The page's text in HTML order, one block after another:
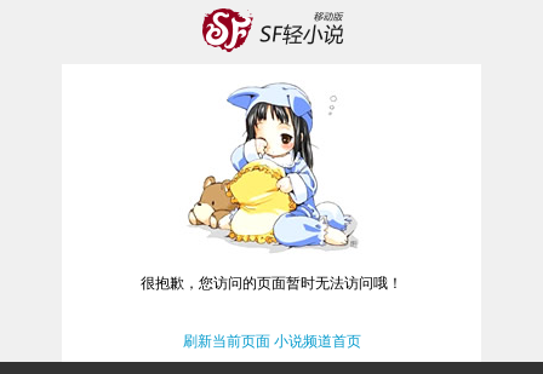
很抱歉，您访问的页面暂时无法访问哦！
刷新当前页面 小说频道首页